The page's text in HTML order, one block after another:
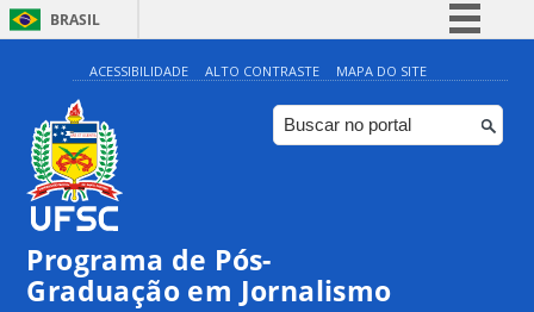
BRASIL
Simplifique!
Comunica BR
Participe
ACESSIBILIDADE ALTO CONTRASTE MAPA DO SITE
Programa de Pós-
Graduação em Jornalismo